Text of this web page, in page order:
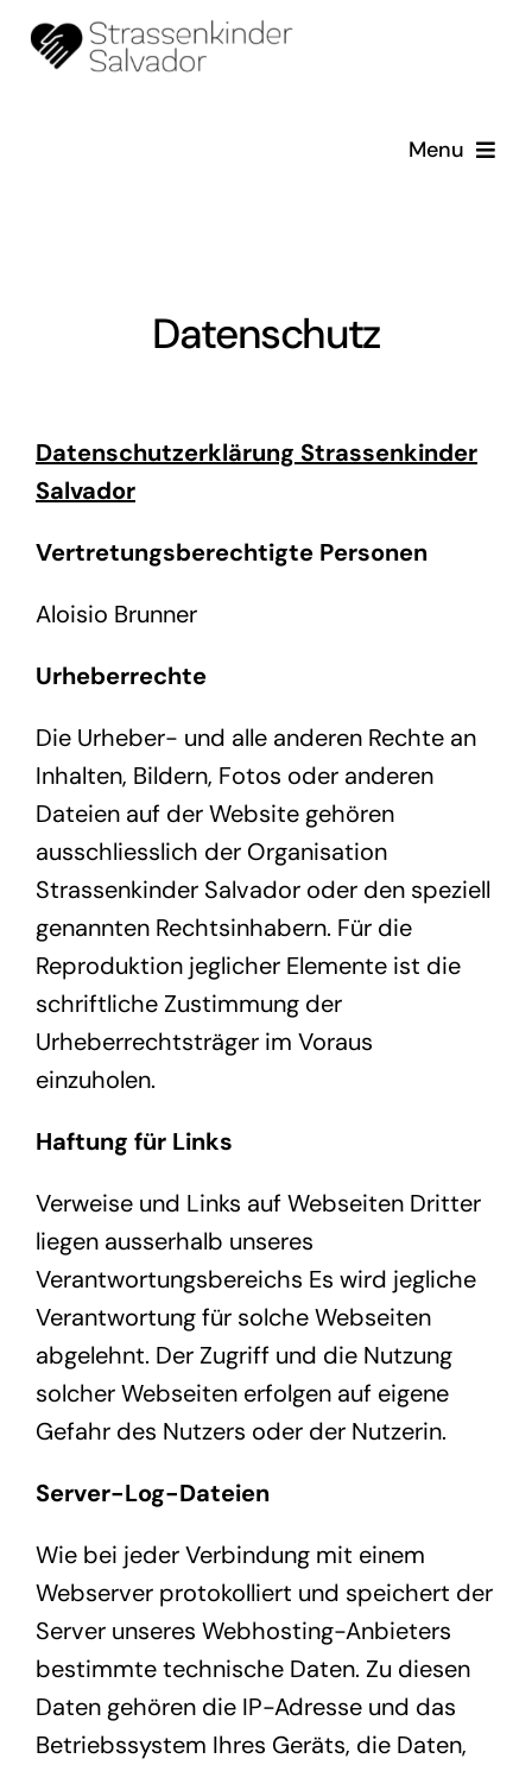
Skip
Menu
Über uns
Spenden
Datenschutz
Datenschutzerklärung Strassenkinder
Salvador
Vertretungsberechtigte Personen
Aloisio Brunner
Urheberrechte
Die Urheber- und alle anderen Rechte an
Inhalten, Bildern, Fotos oder anderen
Dateien auf der Website gehören
ausschliesslich der Organisation
Strassenkinder Salvador oder den speziell
genannten Rechtsinhabern. Für die
Reproduktion jeglicher Elemente ist die
schriftliche Zustimmung der
Urheberrechtsträger im Voraus
einzuholen.
Haftung für Links
Verweise und Links auf Webseiten Dritter
liegen ausserhalb unseres
Verantwortungsbereichs Es wird jegliche
Verantwortung für solche Webseiten
abgelehnt. Der Zugriff und die Nutzung
solcher Webseiten erfolgen auf eigene
Gefahr des Nutzers oder der Nutzerin.
Server-Log-Dateien
Wie bei jeder Verbindung mit einem
Webserver protokolliert und speichert der
Server unseres Webhosting-Anbieters
bestimmte technische Daten. Zu diesen
Daten gehören die IP-Adresse und das
Betriebssystem Ihres Geräts, die Daten,